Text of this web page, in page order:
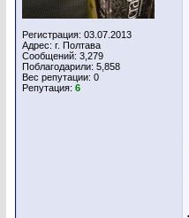
Регистрация: 03.07.2013
Адрес: г. Полтава
Сообщений: 3,279
Поблагодарили: 5,858
Вес репутации: 0
Репутация: 6